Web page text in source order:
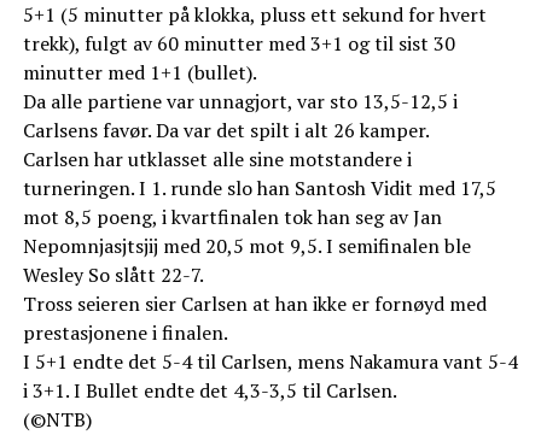
5+1 (5 minutter på klokka, pluss ett sekund for hvert
trekk), fulgt av 60 minutter med 3+1 og til sist 30
minutter med 1+1 (bullet).
Da alle partiene var unnagjort, var sto 13,5-12,5 i
Carlsens favør. Da var det spilt i alt 26 kamper.
Carlsen har utklasset alle sine motstandere i
turneringen. I 1. runde slo han Santosh Vidit med 17,5
mot 8,5 poeng, i kvartfinalen tok han seg av Jan
Nepomnjasjtsjij med 20,5 mot 9,5. I semifinalen ble
Wesley So slått 22-7.
Tross seieren sier Carlsen at han ikke er fornøyd med
prestasjonene i finalen.
I 5+1 endte det 5-4 til Carlsen, mens Nakamura vant 5-4
i 3+1. I Bullet endte det 4,3-3,5 til Carlsen.
(©NTB)